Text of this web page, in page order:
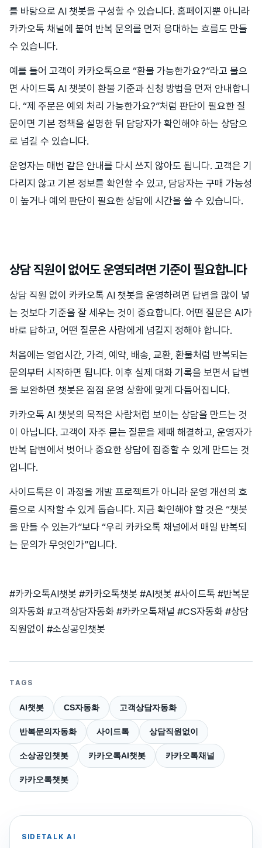
를 바탕으로 AI 챗봇을 구성할 수 있습니다. 홈페이지뿐 아니라
카카오톡 채널에 붙여 반복 문의를 먼저 응대하는 흐름도 만들
수 있습니다.
예를 들어 고객이 카카오톡으로 “환불 가능한가요?”라고 물으
면 사이드톡 AI 챗봇이 환불 기준과 신청 방법을 먼저 안내합니
다. “제 주문은 예외 처리 가능한가요?”처럼 판단이 필요한 질
문이면 기본 정책을 설명한 뒤 담당자가 확인해야 하는 상담으
로 넘길 수 있습니다.
운영자는 매번 같은 안내를 다시 쓰지 않아도 됩니다. 고객은 기
다리지 않고 기본 정보를 확인할 수 있고, 담당자는 구매 가능성
이 높거나 예외 판단이 필요한 상담에 시간을 쓸 수 있습니다.
상담 직원이 없어도 운영되려면 기준이 필요합니다
상담 직원 없이 카카오톡 AI 챗봇을 운영하려면 답변을 많이 넣
는 것보다 기준을 잘 세우는 것이 중요합니다. 어떤 질문은 AI가
바로 답하고, 어떤 질문은 사람에게 넘길지 정해야 합니다.
처음에는 영업시간, 가격, 예약, 배송, 교환, 환불처럼 반복되는
문의부터 시작하면 됩니다. 이후 실제 대화 기록을 보면서 답변
을 보완하면 챗봇은 점점 운영 상황에 맞게 다듬어집니다.
카카오톡 AI 챗봇의 목적은 사람처럼 보이는 상담을 만드는 것
이 아닙니다. 고객이 자주 묻는 질문을 제때 해결하고, 운영자가
반복 답변에서 벗어나 중요한 상담에 집중할 수 있게 만드는 것
입니다.
사이드톡은 이 과정을 개발 프로젝트가 아니라 운영 개선의 흐
름으로 시작할 수 있게 돕습니다. 지금 확인해야 할 것은 “챗봇
을 만들 수 있는가”보다 “우리 카카오톡 채널에서 매일 반복되
는 문의가 무엇인가”입니다.
#카카오톡AI챗봇 #카카오톡챗봇 #AI챗봇 #사이드톡 #반복문
의자동화 #고객상담자동화 #카카오톡채널 #CS자동화 #상담
직원없이 #소상공인챗봇
TAGS
AI챗봇 CS자동화 고객상담자동화
반복문의자동화 사이드톡 상담직원없이
소상공인챗봇 카카오톡AI챗봇 카카오톡채널
카카오톡챗봇
SIDETALK AI